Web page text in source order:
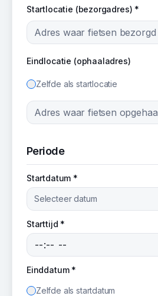
Startlocatie (bezorgadres) *
Eindlocatie (ophaaladres)
Zelfde als startlocatie
Periode
Startdatum *
Selecteer datum
Starttijd *
Einddatum *
Zelfde als startdatum